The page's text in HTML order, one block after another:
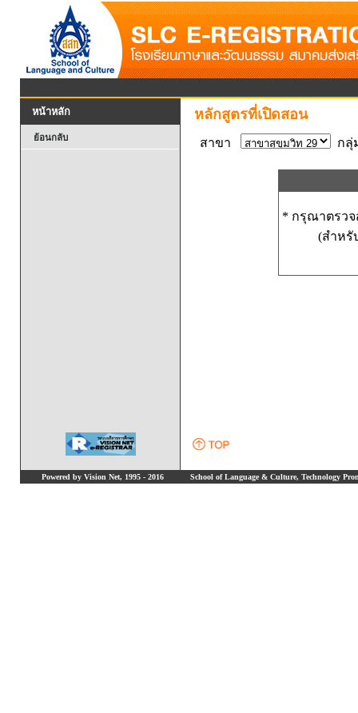
หน้าหลัก
ย้อนกลับ
หลักสูตรที่เปิดสอน
สาขา ก
* กรุณาตรวจ
(สำหรั
Powered by Vision Net, 1995 - 2016 School of Language & Culture, Technology